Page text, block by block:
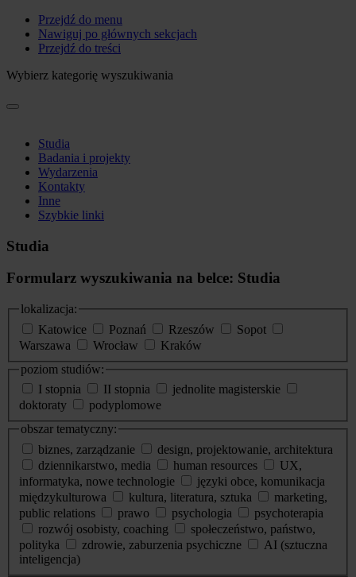
Przejdź do menu
Nawiguj po głównych sekcjach
Przejdź do treści
Wybierz kategorię wyszukiwania
Studia
Badania i projekty
Wydarzenia
Kontakty
Inne
Szybkie linki
Studia
Formularz wyszukiwania na belce: Studia
lokalizacja:
Katowice
Poznań Rzeszów
Sopot
Warszawa
Wrocław
Kraków
poziom studiów:
I stopnia
II stopnia
jednolite magisterskie
doktoraty
podyplomowe
obszar tematyczny:
biznes, zarządzanie
design, projektowanie, architektura
dziennikarstwo, media
human resources
UX,
informatyka, nowe technologie
języki obce, komunikacja
międzykulturowa
kultura, literatura, sztuka
marketing,
public relations
prawo psychologia
psychoterapia
rozwój osobisty, coaching
społeczeństwo, państwo,
polityka
zdrowie, zaburzenia psychiczne
AI (sztuczna
inteligencja)